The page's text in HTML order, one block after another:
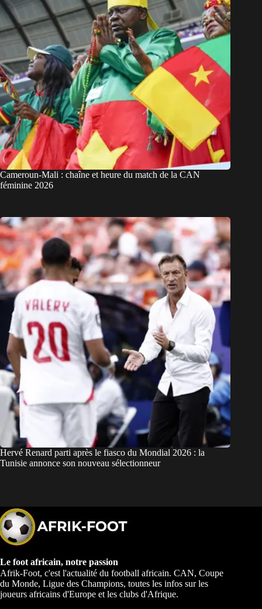
Cameroun-Mali : chaîne et heure du match de la CAN
féminine 2026
Hervé Renard parti après le fiasco du Mondial 2026 : la
Tunisie annonce son nouveau sélectionneur
Le foot africain, notre passion
Afrik-Foot, c'est l'actualité du football africain. CAN, Coupe
du Monde, Ligue des Champions, toutes les infos sur les
joueurs africains d'Europe et les clubs d'Afrique.